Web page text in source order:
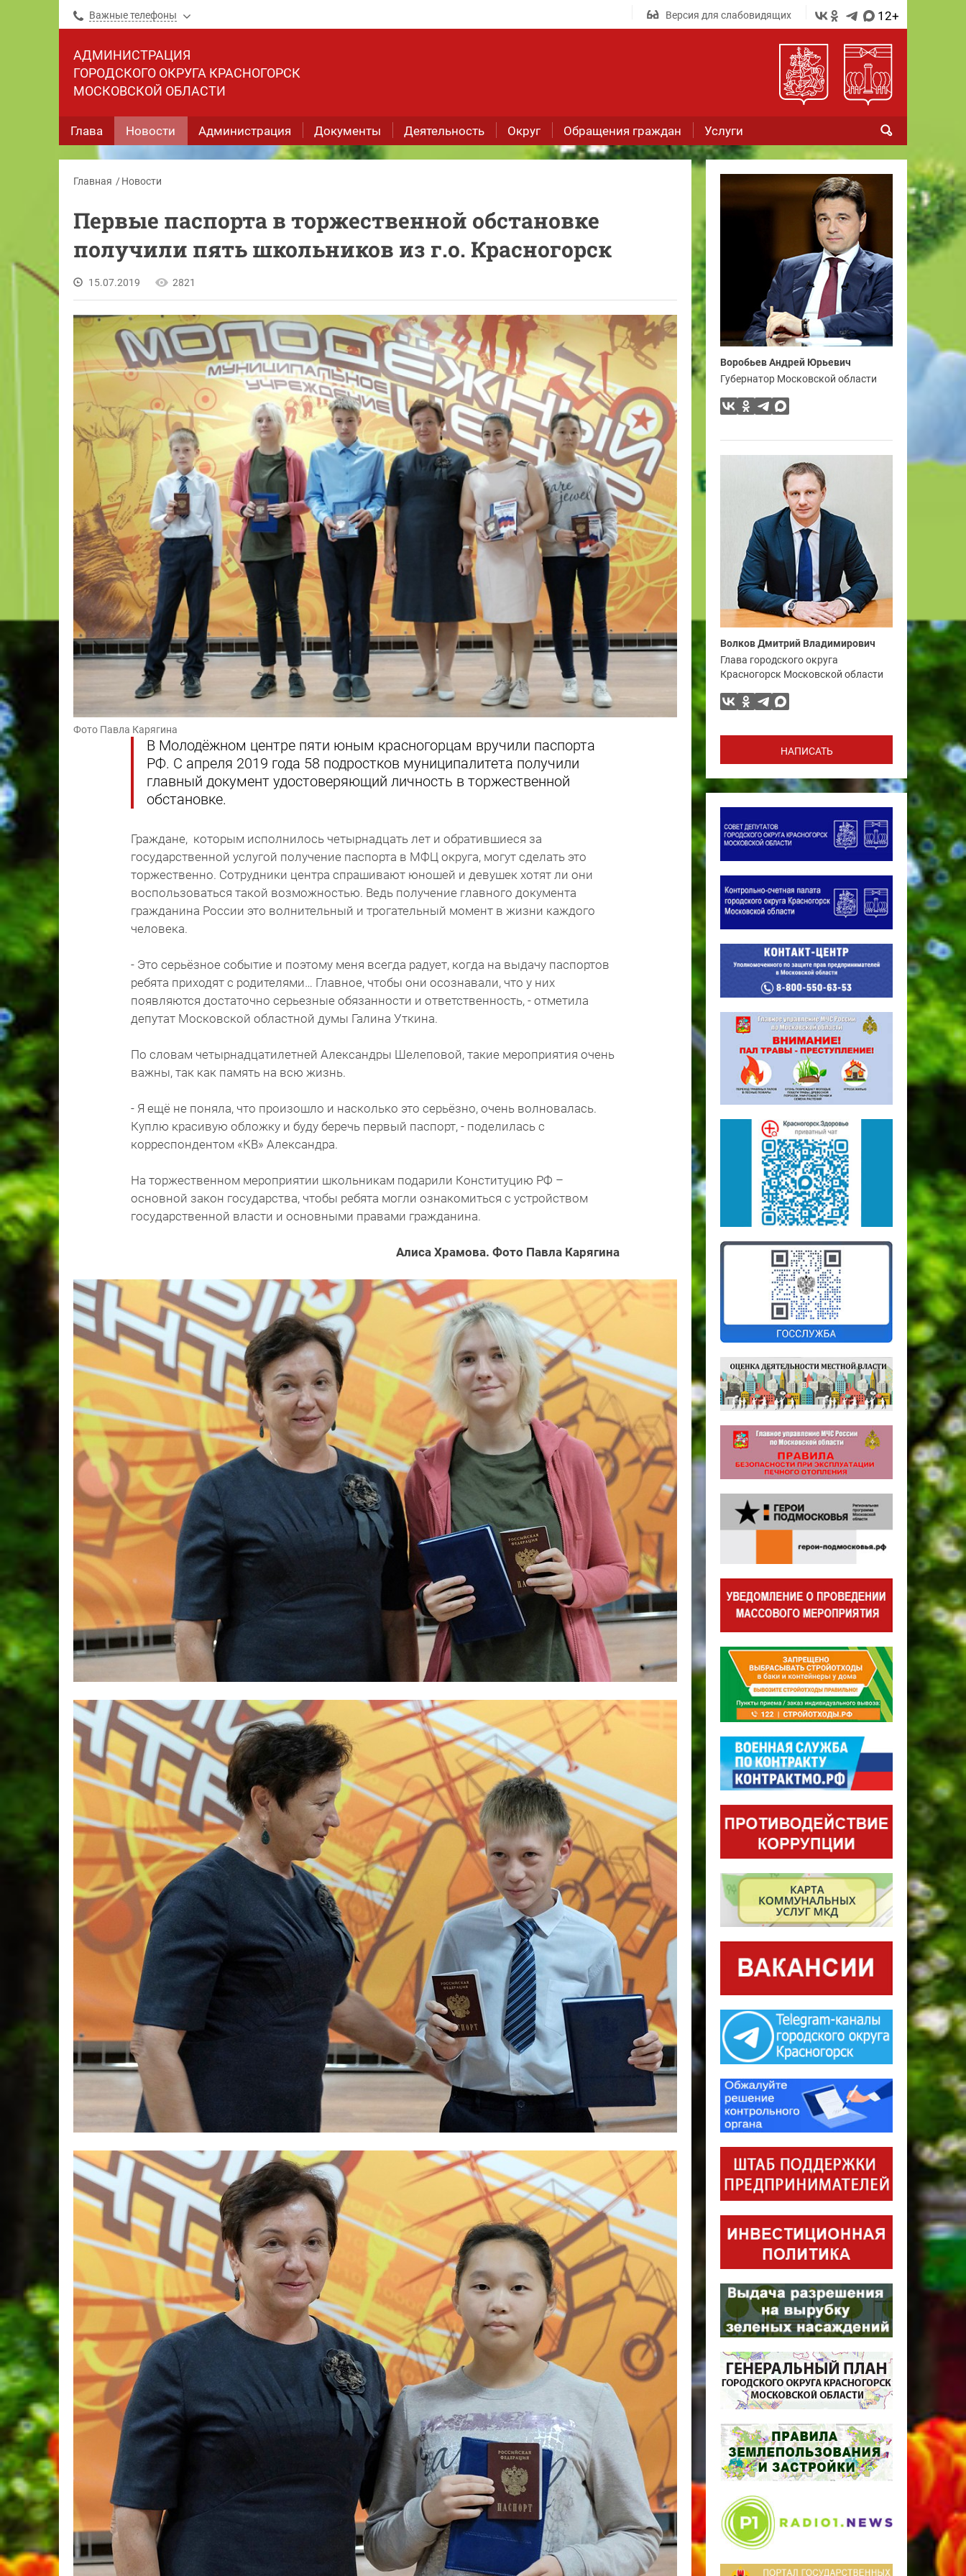
Важные телефоны Версия для слабовидящих 12+
АДМИНИСТРАЦИЯ
ГОРОДСКОГО ОКРУГА КРАСНОГОРСК
МОСКОВСКОЙ ОБЛАСТИ
Глава Новости Администрация Документы Деятельность Округ Обращения граждан Услуги
Главная Новости
Первые паспорта в торжественной обстановке
получили пять школьников из г.о. Красногорск
15.07.2019 2821
Фото Павла Карягина
В Молодёжном центре пяти юным красногорцам вручили паспорта
РФ. С апреля 2019 года 58 подростков муниципалитета получили
главный документ удостоверяющий личность в торжественной
обстановке.
Граждане, которым исполнилось четырнадцать лет и обратившиеся за
государственной услугой получение паспорта в МФЦ округа, могут сделать это
торжественно. Сотрудники центра спрашивают юношей и девушек хотят ли они
воспользоваться такой возможностью. Ведь получение главного документа
гражданина России это волнительный и трогательный момент в жизни каждого
человека.
- Это серьёзное событие и поэтому меня всегда радует, когда на выдачу паспортов
ребята приходят с родителями… Главное, чтобы они осознавали, что у них
появляются достаточно серьезные обязанности и ответственность, - отметила
депутат Московской областной думы Галина Уткина.
По словам четырнадцатилетней Александры Шелеповой, такие мероприятия очень
важны, так как память на всю жизнь.
- Я ещё не поняла, что произошло и насколько это серьёзно, очень волновалась.
Куплю красивую обложку и буду беречь первый паспорт, - поделилась с
корреспондентом «КВ» Александра.
На торжественном мероприятии школьникам подарили Конституцию РФ –
основной закон государства, чтобы ребята могли ознакомиться с устройством
государственной власти и основными правами гражданина.
Алиса Храмова. Фото Павла Карягина
Воробьев Андрей Юрьевич
Губернатор Московской области
Волков Дмитрий Владимирович
Глава городского округа
Красногорск Московской области
НАПИСАТЬ